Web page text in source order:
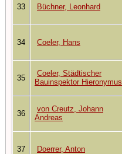
33 Büchner, Leonhard
34 Coeler, Hans
35
Coeler, Städtischer
Bauinspektor Hieronymus
36
von Creutz, Johann
Andreas
37 Doerrer, Anton